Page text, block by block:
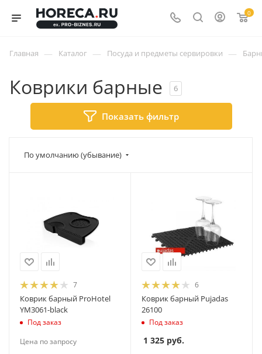
0
Главная — Каталог — Посуда и предметы сервировки —
Коврики барные 6
Показать фильтр
По умолчанию (убывание)
7
Коврик барный ProHotel
YM3061-black
Под заказ
Цена по запросу
6
Коврик барный Pujadas
26100
Под заказ
1 325 руб.